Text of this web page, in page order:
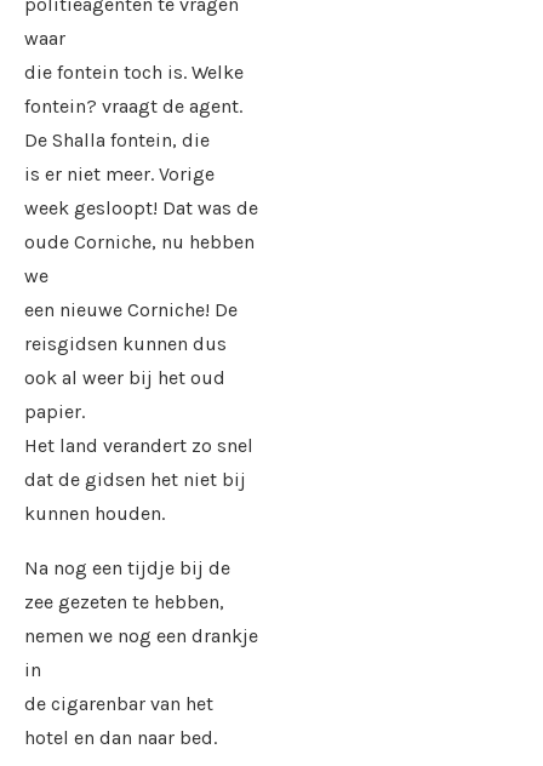
waar
die fontein toch is. Welke
fontein? vraagt de agent.
De Shalla fontein, die
is er niet meer. Vorige
week gesloopt! Dat was de
oude Corniche, nu hebben
we
een nieuwe Corniche! De
reisgidsen kunnen dus
ook al weer bij het oud
papier.
Het land verandert zo snel
dat de gidsen het niet bij
kunnen houden.
Na nog een tijdje bij de
zee gezeten te hebben,
nemen we nog een drankje
in
de cigarenbar van het
hotel en dan naar bed.